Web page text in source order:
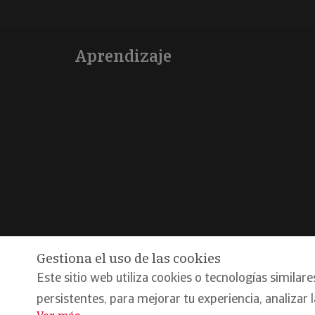
Aprendizaje
@Copyright 2026, Iberinform Aviso legal Política
Compromiso calidad y seguridad
Gestiona el uso de las cookies
Este sitio web utiliza cookies o tecnologías
persistentes, para mejorar tu experiencia, analizar